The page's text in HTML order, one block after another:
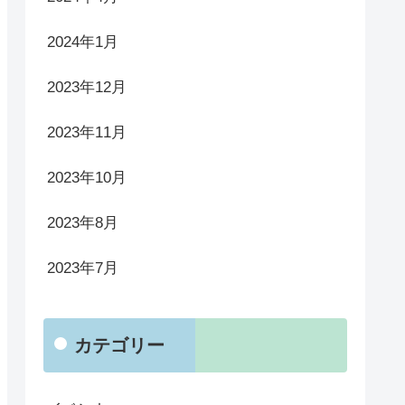
2024年1月
2023年12月
2023年11月
2023年10月
2023年8月
2023年7月
カテゴリー